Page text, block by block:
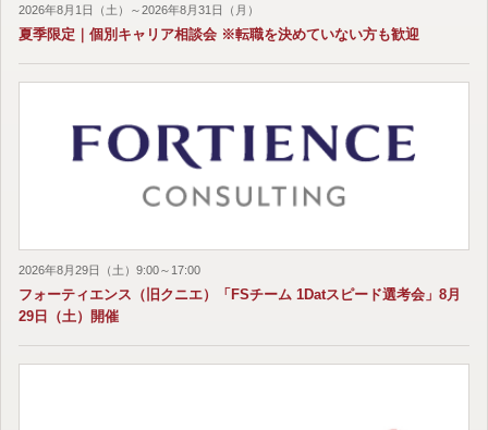
2026年8月1日（土）～2026年8月31日（月）
夏季限定｜個別キャリア相談会 ※転職を決めていない方も歓迎
2026年8月29日（土）9:00～17:00
フォーティエンス（旧クニエ）「FSチーム 1Datスピード選考会」8月
29日（土）開催